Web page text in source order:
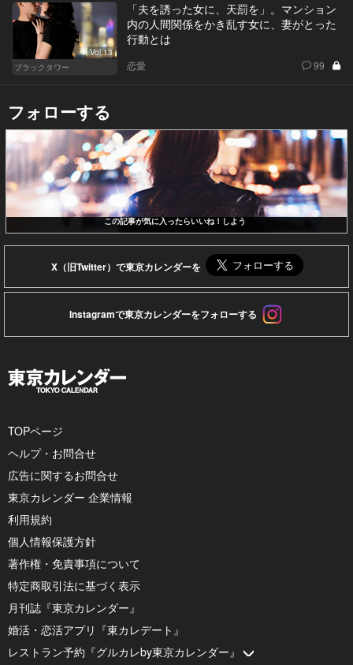
Vol.13
ブラックタワー
「夫を誘った女に、天罰を」。マンション
内の人間関係をかき乱す女に、妻がとった
行動とは
恋愛 99
フォローする
この記事が気に入ったらいいね！しよう
X（旧Twitter）で東京カレンダーを
Instagramで東京カレンダーをフォローする
TOPページ
ヘルプ・お問合せ
広告に関するお問合せ
東京カレンダー 企業情報
利用規約
個人情報保護方針
著作権・免責事項について
特定商取引法に基づく表示
月刊誌『東京カレンダー』
婚活・恋活アプリ『東カレデート』
レストラン予約『グルカレby東京カレンダー』